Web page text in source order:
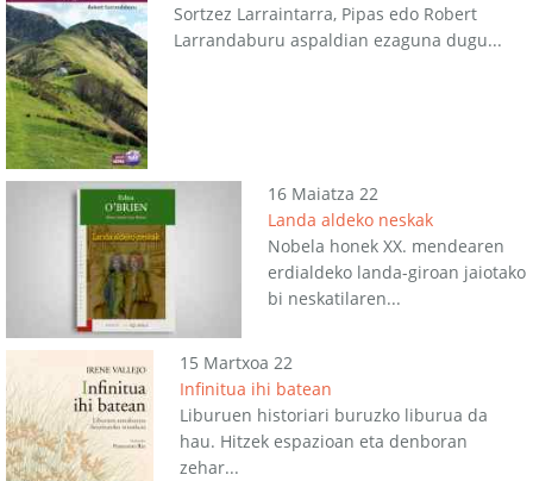
Sortzez Larraintarra, Pipas edo Robert
Larrandaburu aspaldian ezaguna dugu...
16 Maiatza 22
Landa aldeko neskak
Nobela honek XX. mendearen
erdialdeko landa-giroan jaiotako
bi neskatilaren...
15 Martxoa 22
Infinitua ihi batean
Liburuen historiari buruzko liburua da
hau. Hitzek espazioan eta denboran
zehar...